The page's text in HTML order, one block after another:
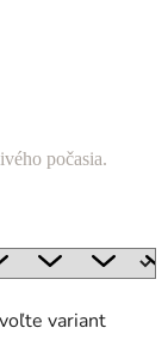
počasia.
variant